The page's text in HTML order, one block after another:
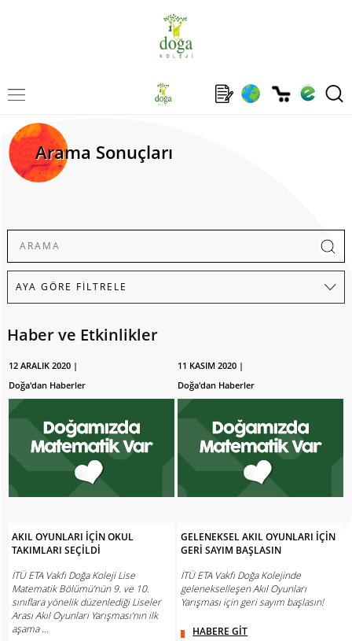
Arama Sonuçları
Haber ve Etkinlikler
12 ARALIK 2020 |
Doğa'dan Haberler
AKIL OYUNLARI İÇİN OKUL
TAKIMLARI SEÇİLDİ
İTÜ ETA Vakfı Doğa Koleji Lise
Matematik Bölümü’nün 9. ve 10.
sınıflara yönelik düzenlediği Liseler
Arası Akıl Oyunları Yarışması‘nın ilk
aşama ...
11 KASIM 2020 |
Doğa'dan Haberler
GELENEKSEL AKIL OYUNLARI İÇİN
GERİ SAYIM BAŞLASIN
İTÜ ETA Vakfı Doğa Kolejinde
gelenekselleşen Akıl Oyunları
Yarışması için geri sayım başlasın!
HABERE GİT